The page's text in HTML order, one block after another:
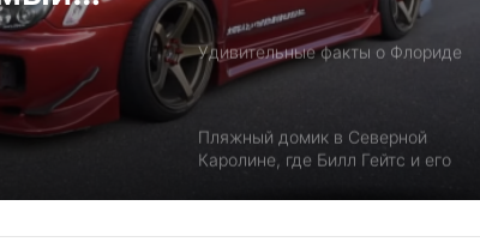
Удивительные факты о Флориде
Пляжный домик в Северной
Каролине, где Билл Гейтс и его
проводили долгие выходные,